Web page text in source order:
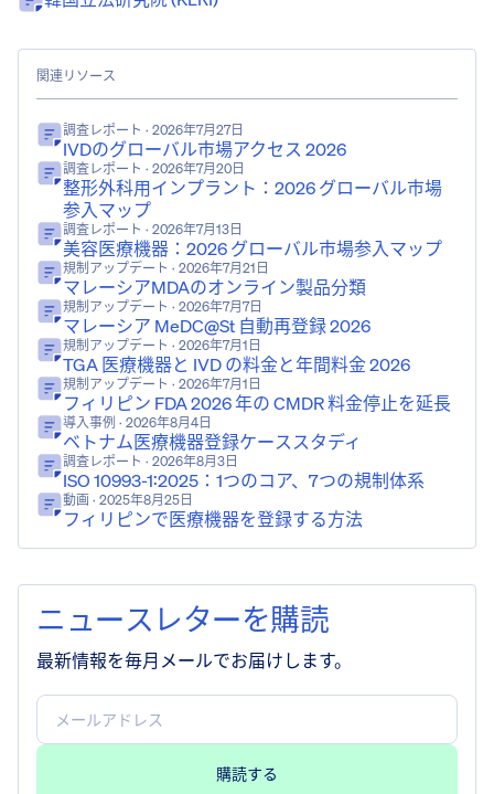
関連リソース
調査レポート · 2026年7月27日
IVDのグローバル市場アクセス 2026
調査レポート · 2026年7月20日
整形外科用インプラント：2026 グローバル市場
参入マップ
調査レポート · 2026年7月13日
美容医療機器：2026 グローバル市場参入マップ
規制アップデート · 2026年7月21日
マレーシアMDAのオンライン製品分類
規制アップデート · 2026年7月7日
マレーシア MeDC@St 自動再登録 2026
規制アップデート · 2026年7月1日
TGA 医療機器と IVD の料金と年間料金 2026
規制アップデート · 2026年7月1日
フィリピン FDA 2026 年の CMDR 料金停止を延長
導入事例 · 2026年8月4日
ベトナム医療機器登録ケーススタディ
調査レポート · 2026年8月3日
ISO 10993-1:2025：1つのコア、7つの規制体系
動画 · 2025年8月25日
フィリピンで医療機器を登録する方法
ニュースレターを購読
最新情報を毎月メールでお届けします。